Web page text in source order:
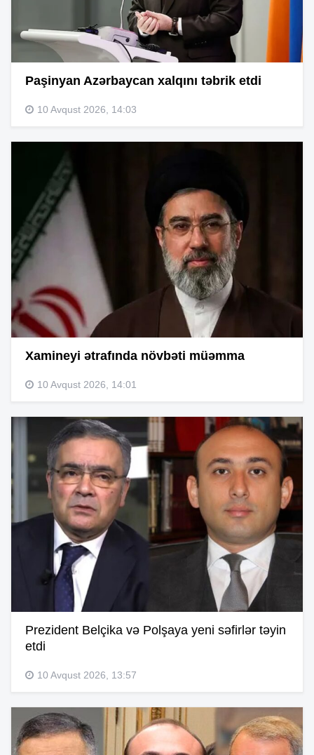
Paşinyan Azərbaycan xalqını təbrik etdi
10 Avqust 2026, 14:03
Xamineyi ətrafında növbəti müəmma
10 Avqust 2026, 14:01
Prezident Belçika və Polşaya yeni səfirlər təyin
etdi
10 Avqust 2026, 13:57